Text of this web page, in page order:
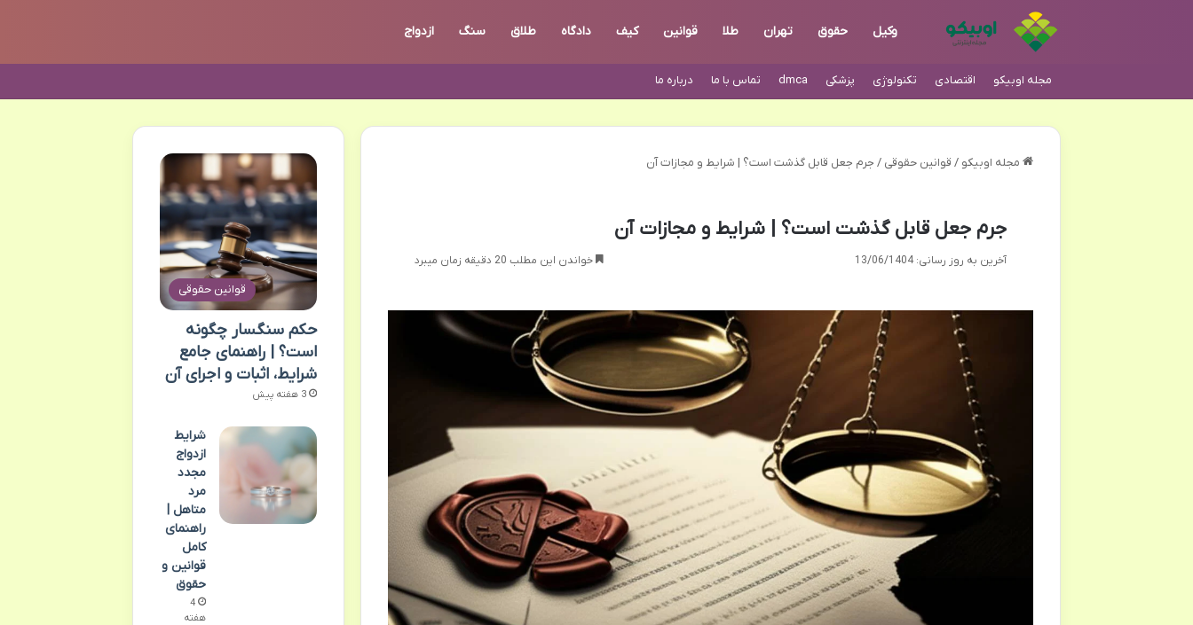
وکیل حقوق تهران طلا قوانین کیف دادگاه طلاق سنگ ازدواج
مجله اوبیکو اقتصادی تکنولوژی پزشکی dmca تماس با ما درباره ما
مجله اوبیکو / قوانین حقوقی / جرم جعل قابل گذشت است؟ | شرایط و مجازات آن
جرم جعل قابل گذشت است؟ | شرایط و مجازات آن
آخرین به روز رسانی: 13/06/1404 خواندن این مطلب 20 دقیقه زمان میبرد
قوانین حقوقی
حکم سنگسار چگونه
است؟ | راهنمای جامع
شرایط، اثبات و اجرای آن
3 هفته پیش
شرایط
ازدواج
مجدد
مرد
متاهل |
راهنمای
کامل
قوانین و
حقوق
4
هفته